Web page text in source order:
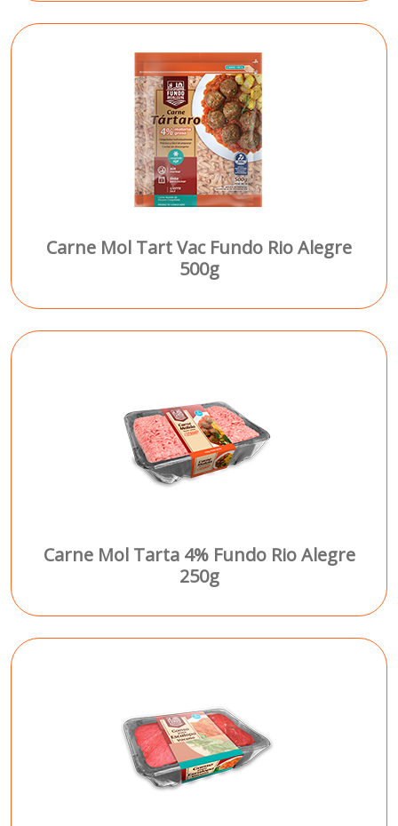
Carne Mol Tart Vac Fundo Rio Alegre
500g
Carne Mol Tarta 4% Fundo Rio Alegre
250g